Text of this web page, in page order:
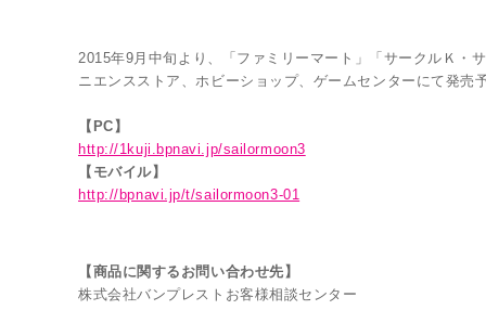
2015年9月中旬より、「ファミリーマート」「サークルＫ・
ニエンスストア、ホビーショップ、ゲームセンターにて発売
【PC】
http://1kuji.bpnavi.jp/sailormoon3
【モバイル】
http://bpnavi.jp/t/sailormoon3-01
【商品に関するお問い合わせ先】
株式会社バンプレストお客様相談センター